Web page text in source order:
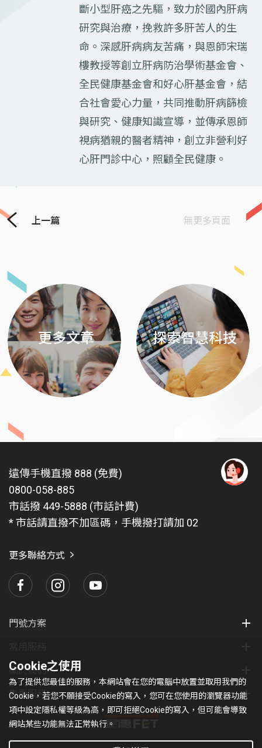
斷小型肝癌之先驅，致力於國內肝病
研究與治療，挽救許多肝苦人的生
命。深感肝病病友苦痛，與恩師宋瑞
樓教授等創立肝病防治學術基金會、
全民健康基金會和好心肝基金會，結
合社會愛心力量，共同推動肝病篩檢
與研究、健康知識宣導，並傳承恩師
視病猶親的醫者精神，創立非營利好
心肝門診中心，照顧全民健康。
上一篇 無更多頁面
更多文章 探索智慧科技
遠傳手機直撥 888 (免費)
0800-058-885
市話撥 449-5888 (市話計費)
* 市話請直撥不加區碼，手機撥打請加 02
更多聯絡方式
門號方案
關於我們
集團服務
Cookie之使用
為了提供您最佳的服務，本網站會在您的電腦中放置並取用我們的
Cookie，若您不願接受Cookie的寫入，您可在您使用的瀏覽器功能
項中設定隱私權等級為高，即可拒絕Cookie的寫入，但可能會導致
網站某些功能無法正常執行。